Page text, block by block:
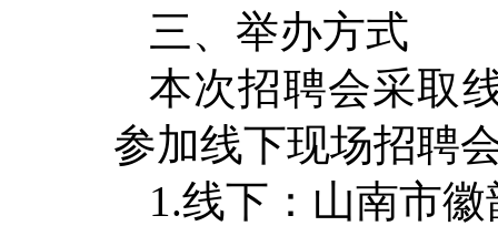
三、举办方式
本次招聘会采取
参加线下现场招聘
1.线下：山南市